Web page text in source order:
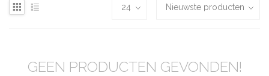
GEEN PRODUCTEN GEVONDEN!